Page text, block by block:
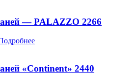
— PALAZZO 2266
«Continent» 2440